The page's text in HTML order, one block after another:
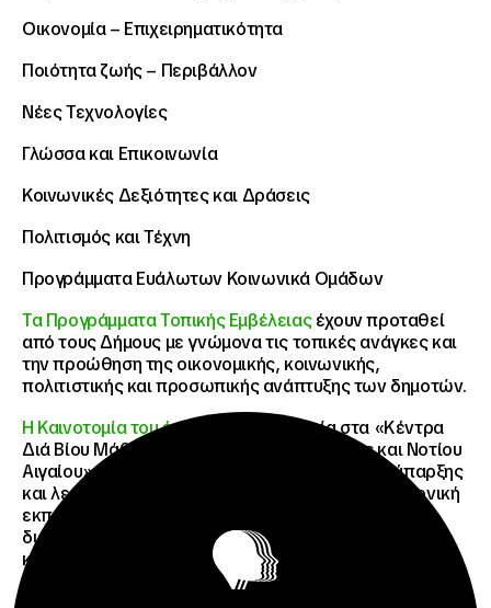
Οικονομία – Επιχειρηματικότητα
Ποιότητα ζωής – Περιβάλλον
Νέες Τεχνολογίες
Γλώσσα και Επικοινωνία
Κοινωνικές Δεξιότητες και Δράσεις
Πολιτισμός και Τέχνη
Προγράμματα Ευάλωτων Κοινωνικά Ομάδων
Τα Προγράμματα Τοπικής Εμβέλειαςέχουν προταθεί
από τους Δήμους με γνώμονα τις τοπικές ανάγκες και
την προώθηση της οικονομικής, κοινωνικής,
πολιτιστικής και προσωπικής ανάπτυξης των δημοτών.
Η Καινοτομία του έργου
:Η πρωτοτυπία στα «Κέντρα
Διά Βίου Μάθησης Δήμων Στερεάς Ελλάδας και Νοτίου
Αιγαίου» είναι ότι προσφέρεται η δυνατότητα ύπαρξης
και λειτουργίας e-ΚΔΒΜ (εξ αποστάσεως ηλεκτρονική
εκπαίδευση) ως εναλλακτική δομή, με μειωμένο
διοικητικό και εκπαιδευτικό κόστος, ώστε να
καλύπτονται οι ανάγκες των νησιωτικών Δήμων που
έχουν λίγους κατοίκους, είναι δυσπρόσιτοι και